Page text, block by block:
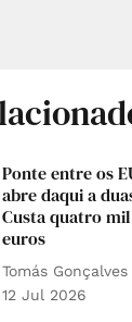
Ponte entre os
abre daqui a
Custa quatro
euros
Tomás
12 Jul 2026